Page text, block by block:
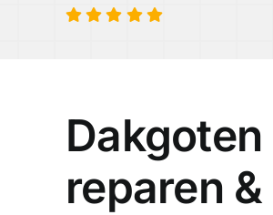
reparen